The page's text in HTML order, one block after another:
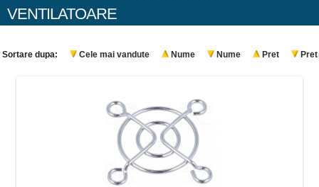
VENTILATOARE
Sortare dupa: Cele mai vandute Nume Nume Pret Pret